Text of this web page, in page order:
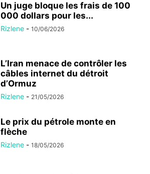
Un juge bloque les frais de 100
000 dollars pour les...
Rizlene - 10/06/2026
L’Iran menace de contrôler les
câbles internet du détroit
d’Ormuz
Rizlene - 21/05/2026
Le prix du pétrole monte en
flèche
Rizlene - 18/05/2026